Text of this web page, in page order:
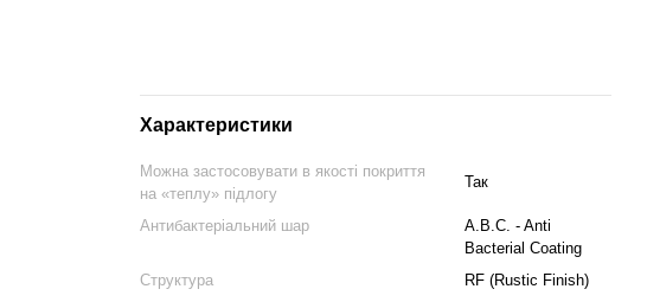
Характеристики
Можна застосовувати в якості покриття
на «теплу» підлогу
Так
Антибактеріальний шар
A.B.C. - Anti
Bacterial Coating
Структура
RF (Rustic Finish)